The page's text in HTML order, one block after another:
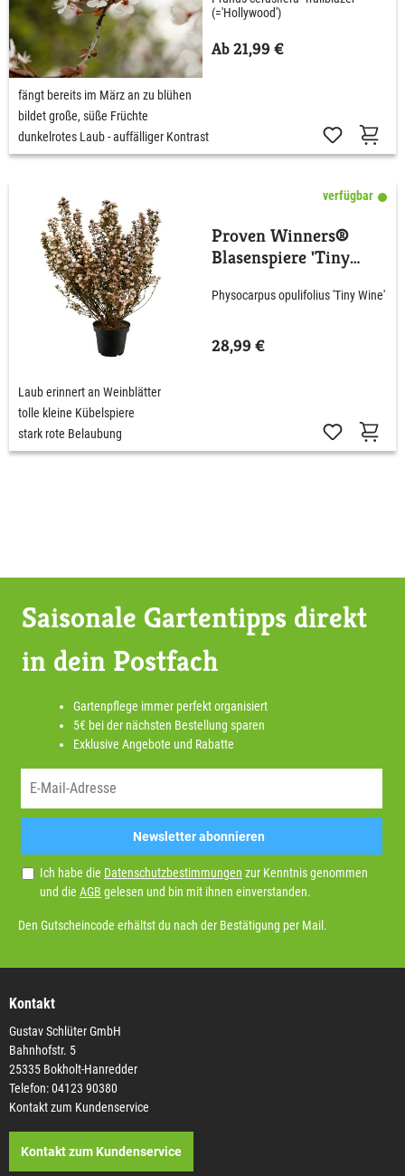
(='Hollywood')
Ab 21,99 €
fängt bereits im März an zu blühen
bildet große, süße Früchte
dunkelrotes Laub - auffälliger Kontrast
verfügbar
Proven Winners®
Blasenspiere 'Tiny
Physocarpus opulifolius 'Tiny Wine'
28,99 €
Laub erinnert an Weinblätter
tolle kleine Kübelspiere
stark rote Belaubung
Saisonale Gartentipps direkt
in dein Postfach
Gartenpflege immer perfekt organisiert
5€ bei der nächsten Bestellung sparen
Exklusive Angebote und Rabatte
Newsletter abonnieren
Ich habe die Datenschutzbestimmungen zur Kenntnis genommen
und die AGB gelesen und bin mit ihnen einverstanden.
Den Gutscheincode erhältst du nach der Bestätigung per Mail.
Kontakt
Gustav Schlüter GmbH
Bahnhofstr. 5
25335 Bokholt-Hanredder
Telefon: 04123 90380
Kontakt zum Kundenservice
Kontakt zum Kundenservice